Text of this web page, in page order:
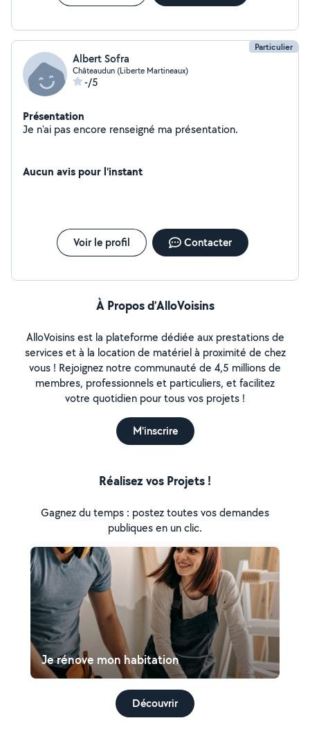
Particulier
Albert Sofra
Châteaudun (Liberte Martineaux)
-/5
Présentation
Je n'ai pas encore renseigné ma présentation.
Aucun avis pour l'instant
Voir le profil Contacter
À Propos d’AlloVoisins
AlloVoisins est la plateforme dédiée aux prestations de
services et à la location de matériel à proximité de chez
vous ! Rejoignez notre communauté de 4,5 millions de
membres, professionnels et particuliers, et facilitez
votre quotidien pour tous vos projets !
M'inscrire
Réalisez vos Projets !
Gagnez du temps : postez toutes vos demandes
publiques en un clic.
Je rénove mon habitation
Découvrir